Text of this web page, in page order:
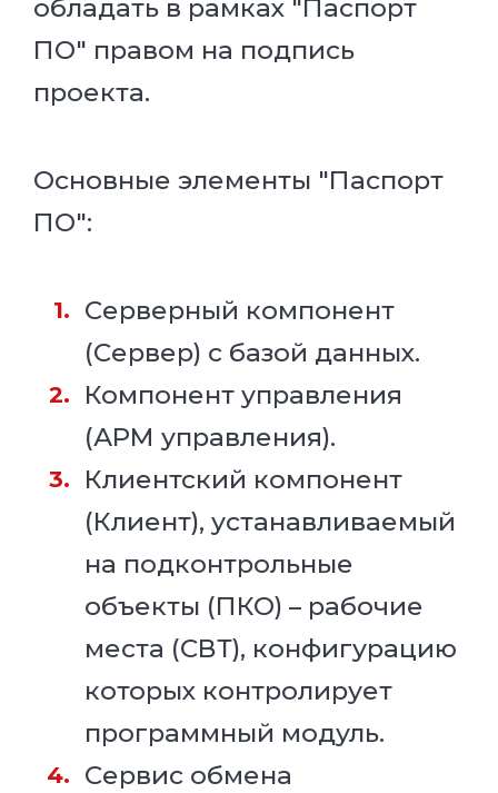
обладать в рамках "Паспорт
ПО" правом на подпись
проекта.
Основные элементы "Паспорт
ПО":
Серверный компонент
(Сервер) с базой данных.
Компонент управления
(АРМ управления).
Клиентский компонент
(Клиент), устанавливаемый
на подконтрольные
объекты (ПКО) – рабочие
места (СВТ), конфигурацию
которых контролирует
программный модуль.
Сервис обмена